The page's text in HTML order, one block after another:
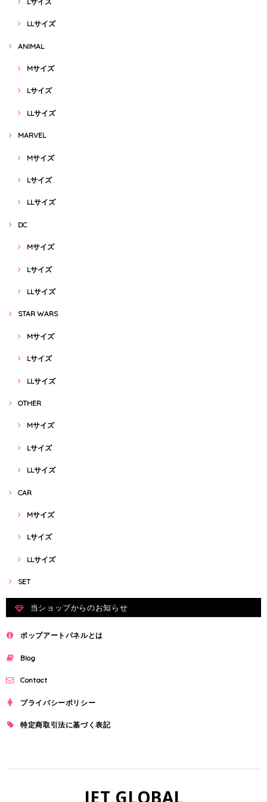
LLサイズ
ANIMAL
Mサイズ
Lサイズ
LLサイズ
MARVEL
Mサイズ
Lサイズ
LLサイズ
DC
Mサイズ
Lサイズ
LLサイズ
STAR WARS
Mサイズ
Lサイズ
LLサイズ
OTHER
Mサイズ
Lサイズ
LLサイズ
CAR
Mサイズ
Lサイズ
LLサイズ
SET
当ショップからのお知らせ
ポップアートパネルとは
Blog
Contact
プライバシーポリシー
特定商取引法に基づく表記
JET GLOBAL